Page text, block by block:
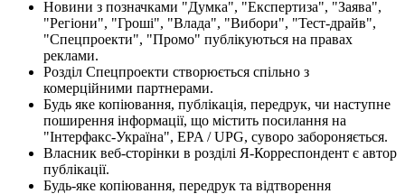
Новини з позначками "Думка", "Експертиза", "Заява",
"Регіони", "Гроші", "Влада", "Вибори", "Тест-драйв",
"Спецпроекти", "Промо" публікуються на правах
реклами.
Розділ Спецпроекти створюється спільно з
комерційними партнерами.
Будь яке копіювання, публікація, передрук, чи наступне
поширення інформації, що містить посилання на
"Інтерфакс-Україна", EPA / UPG, суворо забороняється.
Власник веб-сторінки в розділі Я-Корреспондент є автор
публікації.
Будь-яке копіювання, передрук та відтворення